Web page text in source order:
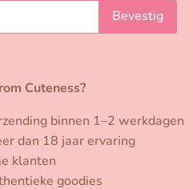
Cuteness?
binnen 1–2 werkdagen
dan 18 jaar ervaring
klanten
goodies